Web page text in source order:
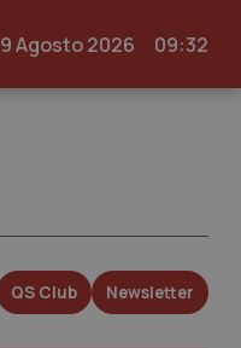
9 Agosto 2026 09:32
QS Club Newsletter